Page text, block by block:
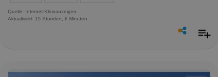
Quelle: Internet-Kleinanzeigen
Aktualisiert: 15 Stunden, 6 Minuten